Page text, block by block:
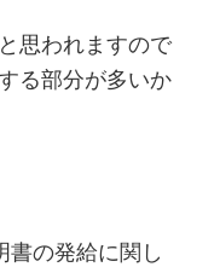
思われますので
る部分が多いか
書の発給に関し